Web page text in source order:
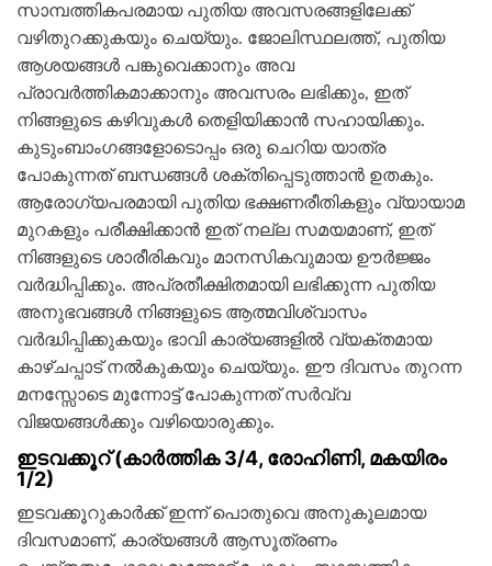
സാമ്പത്തികപരമായ പുതിയ അവസരങ്ങളിലേക്ക്
വഴിതുറക്കുകയും ചെയ്യും. ജോലിസ്ഥലത്ത്, പുതിയ
ആശയങ്ങള്‍ പങ്കുവെക്കാനും അവ
പ്രാവര്‍ത്തികമാക്കാനും അവസരം ലഭിക്കും, ഇത്
നിങ്ങളുടെ കഴിവുകള്‍ തെളിയിക്കാന്‍ സഹായിക്കും.
കുടുംബാംഗങ്ങളോടൊപ്പം ഒരു ചെറിയ യാത്ര
പോകുന്നത് ബന്ധങ്ങള്‍ ശക്തിപ്പെടുത്താന്‍ ഉതകും.
ആരോഗ്യപരമായി പുതിയ ഭക്ഷണരീതികളും വ്യായാമ
മുറകളും പരീക്ഷിക്കാന്‍ ഇത് നല്ല സമയമാണ്, ഇത്
നിങ്ങളുടെ ശാരീരികവും മാനസികവുമായ ഊര്‍ജ്ജം
വര്‍ദ്ധിപ്പിക്കും. അപ്രതീക്ഷിതമായി ലഭിക്കുന്ന പുതിയ
അനുഭവങ്ങള്‍ നിങ്ങളുടെ ആത്മവിശ്വാസം
വര്‍ദ്ധിപ്പിക്കുകയും ഭാവി കാര്യങ്ങളില്‍ വ്യക്തമായ
കാഴ്ചപ്പാട് നല്‍കുകയും ചെയ്യും. ഈ ദിവസം തുറന്ന
മനസ്സോടെ മുന്നോട്ട് പോകുന്നത് സര്‍വ്വ
വിജയങ്ങള്‍ക്കും വഴിയൊരുക്കും.
ഇടവക്കൂറ് (കാര്‍ത്തിക 3/4, രോഹിണി, മകയിരം
1/2)
ഇടവക്കൂറുകാര്‍ക്ക് ഇന്ന് പൊതുവെ അനുകൂലമായ
ദിവസമാണ്, കാര്യങ്ങള്‍ ആസൂത്രണം